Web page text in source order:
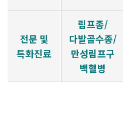
혈액암ㆍ골수이식센터
육종ㆍ희귀암센터
전문 및
특화진료
림프종/
다발골수종/
만성림프구
백혈병